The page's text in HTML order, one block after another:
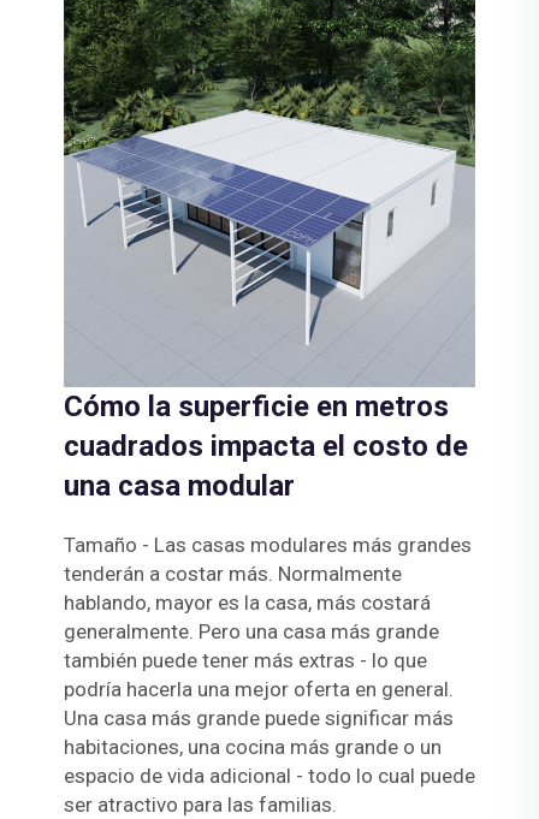
Cómo la superficie en metros
cuadrados impacta el costo de
una casa modular
Tamaño - Las casas modulares más grandes
tenderán a costar más. Normalmente
hablando, mayor es la casa, más costará
generalmente. Pero una casa más grande
también puede tener más extras - lo que
podría hacerla una mejor oferta en general.
Una casa más grande puede significar más
habitaciones, una cocina más grande o un
espacio de vida adicional - todo lo cual puede
ser atractivo para las familias.